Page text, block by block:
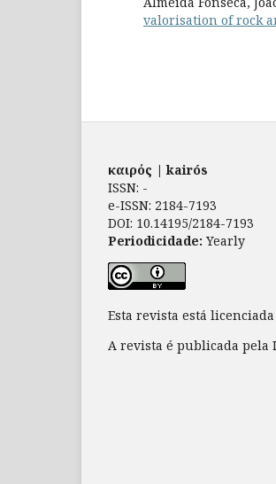
valorisation of rock
καιρός | kairós
ISSN: -
e-ISSN: 2184-7193
DOI: 10.14195/2184-7193
Periodicidade: Yearly
Esta revista está
A revista é publicada pela